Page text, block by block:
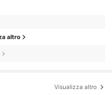
altro
Visualizza altro